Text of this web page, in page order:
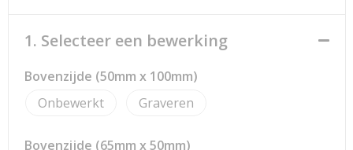
Strandtassen
Toilettassen
Waterbestendige tassen
1. Selecteer een bewerking
Bovenzijde (50mm x 100mm)
Onbewerkt
Graveren
Bovenzijde (65mm x 50mm)